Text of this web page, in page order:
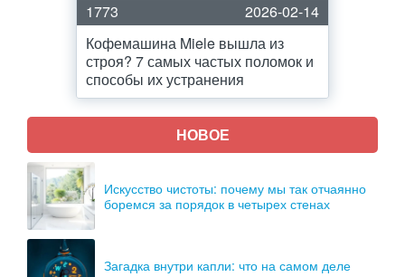
1773
2026-02-14
Кофемашина Miele вышла из
строя? 7 самых частых поломок и
способы их устранения
НОВОЕ
Искусство чистоты: почему мы так отчаянно
боремся за порядок в четырех стенах
Загадка внутри капли: что на самом деле